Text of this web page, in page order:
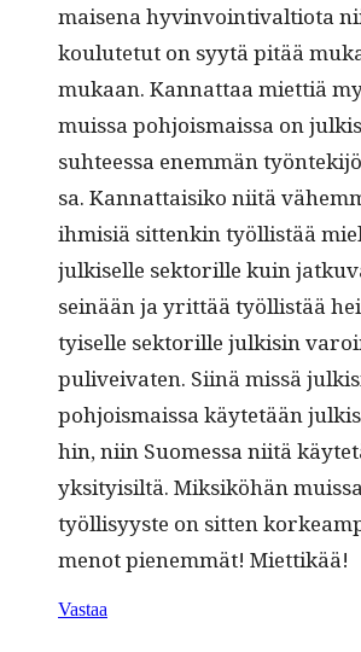
maise­na hyv­in­voin­ti­val­tio­ta
koulute­tut on syytä pitää
mukaan. Kan­nat­taa miet­tiä
muis­sa pohjo­is­mais­sa on
suh­teessa enem­män
sa. Kan­nat­taisiko niitä
ihmisiä sit­tenkin työl­listää
julkiselle sek­to­rille kuin
seinään ja yrit­tää työl­listää
tyiselle sek­to­rille julk­isin
pulivei­vat­en. Siinä mis­sä
pohjo­is­mais­sa käytetään
hin, niin Suomes­sa niitä
yksi­ty­isiltä. Mik­siköhän
työl­lisyyste on sit­ten
menot pienem­mät! Miettikää!
Vastaa